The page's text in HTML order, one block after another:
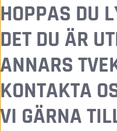
HOPPAS DU
DET DU ÄR
ANNARS
KONTAKTA
VI GÄRNA